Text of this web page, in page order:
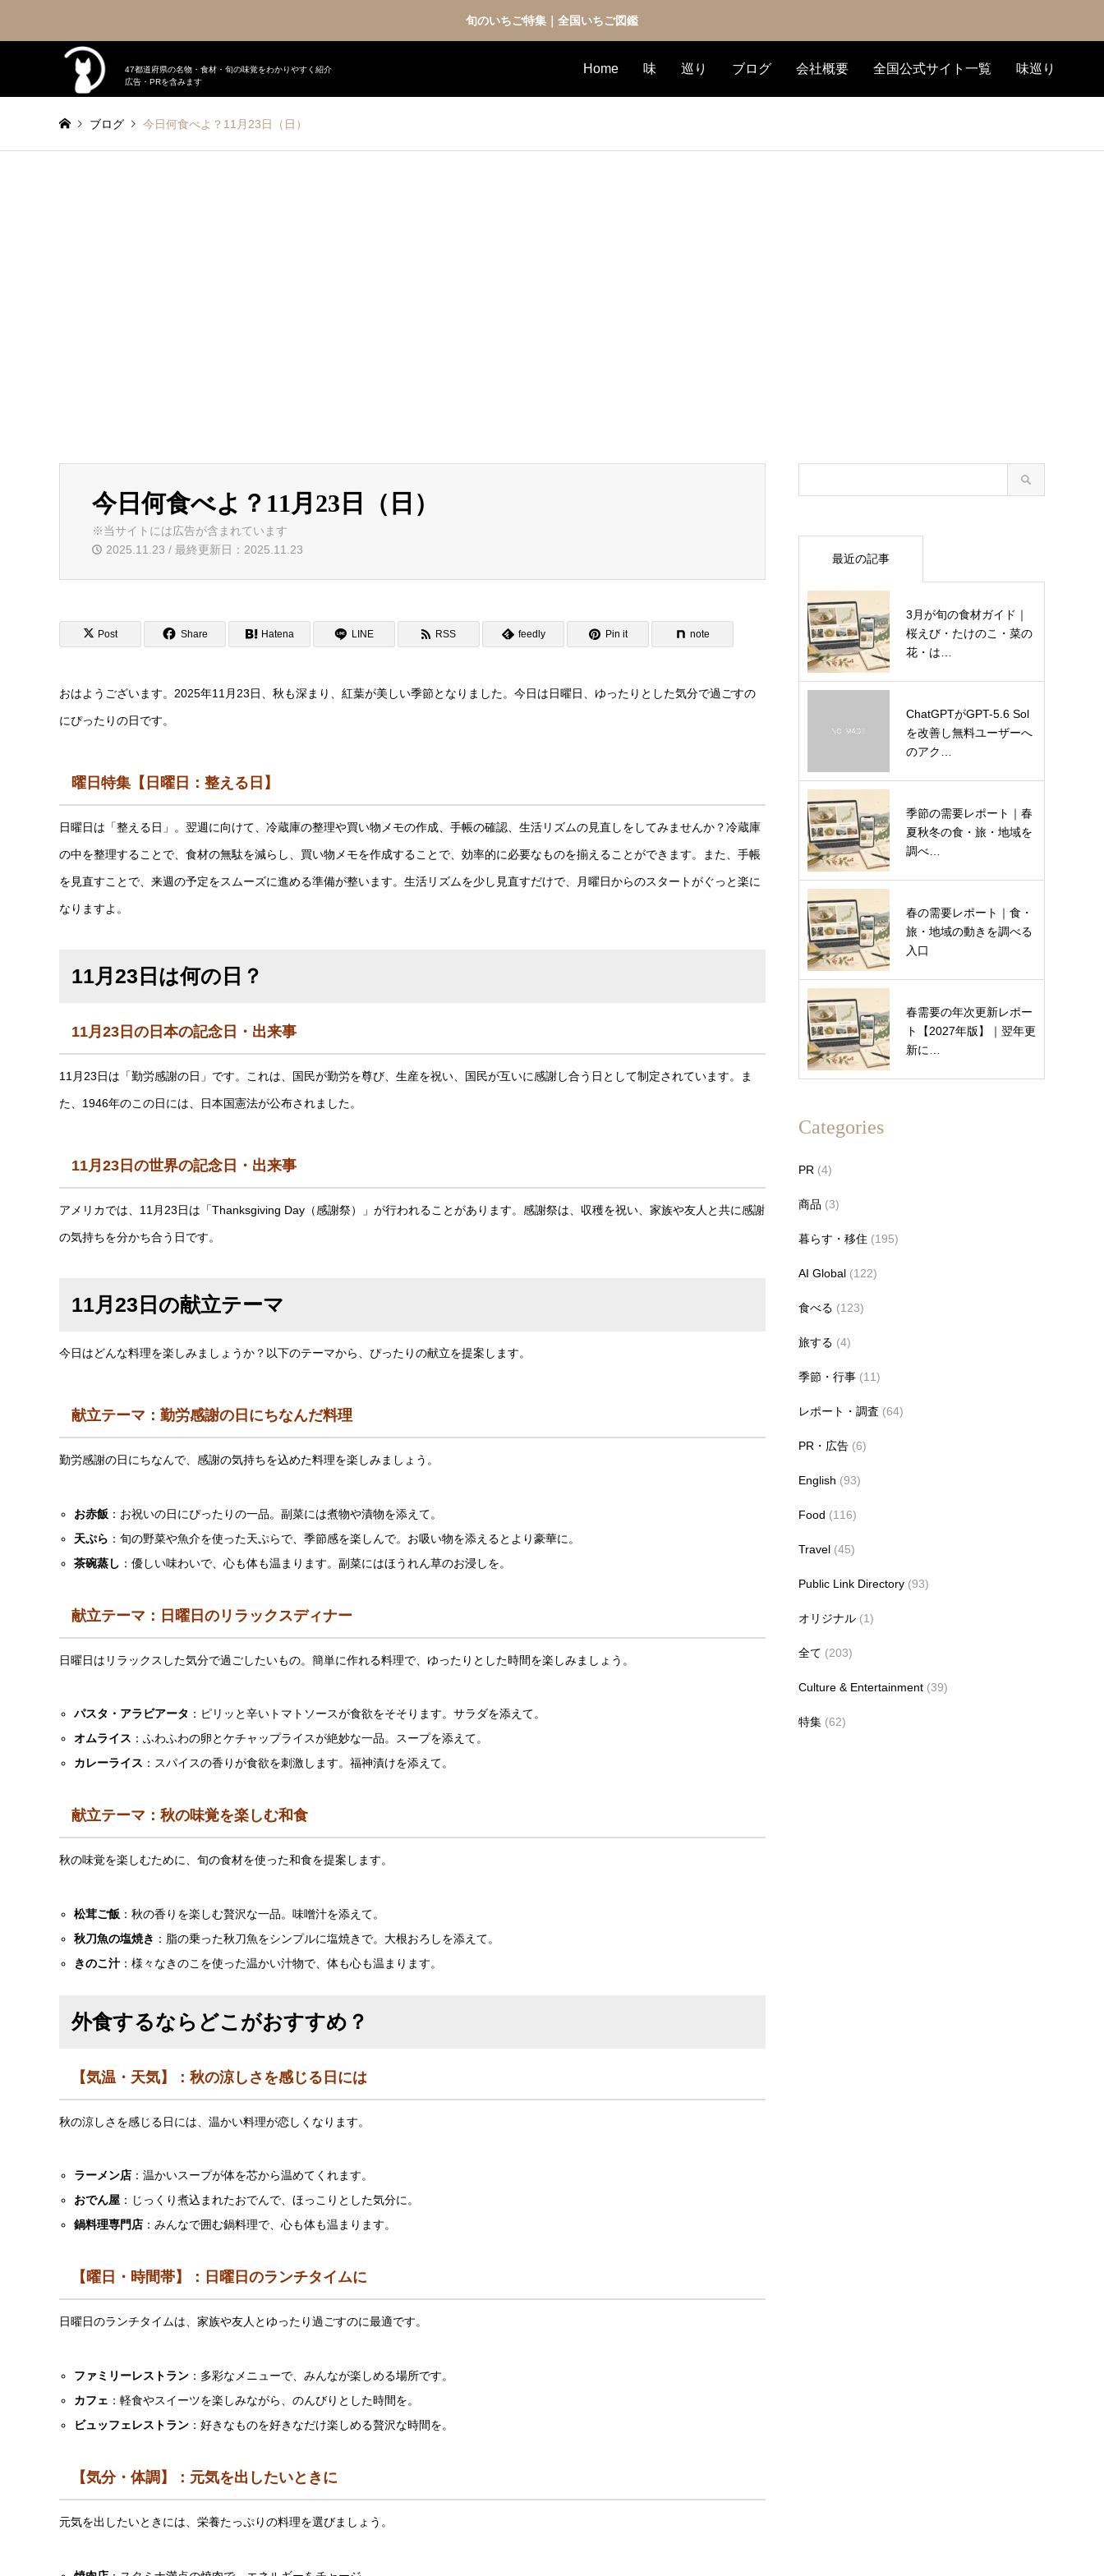
旬のいちご特集｜全国いちご図鑑
47都道府県の名物・食材・旬の味覚をわかりやすく紹介
広告・PRを含みます
Home 味 巡り ブログ 会社概要 全国公式サイト一覧 味巡り
ブログ 今日何食べよ？11月23日（日）
今日何食べよ？11月23日（日）
※当サイトには広告が含まれています
2025.11.23 / 最終更新日：2025.11.23
Post Share Hatena LINE RSS feedly Pin it note
おはようございます。2025年11月23日、秋も深まり、紅葉が美しい季節となりました。今日は日曜日、ゆったりとした気分で過ごすの
にぴったりの日です。
曜日特集【日曜日：整える日】
日曜日は「整える日」。翌週に向けて、冷蔵庫の整理や買い物メモの作成、手帳の確認、生活リズムの見直しをしてみませんか？冷蔵庫
の中を整理することで、食材の無駄を減らし、買い物メモを作成することで、効率的に必要なものを揃えることができます。また、手帳
を見直すことで、来週の予定をスムーズに進める準備が整います。生活リズムを少し見直すだけで、月曜日からのスタートがぐっと楽に
なりますよ。
11月23日は何の日？
11月23日の日本の記念日・出来事
11月23日は「勤労感謝の日」です。これは、国民が勤労を尊び、生産を祝い、国民が互いに感謝し合う日として制定されています。ま
た、1946年のこの日には、日本国憲法が公布されました。
11月23日の世界の記念日・出来事
アメリカでは、11月23日は「Thanksgiving Day（感謝祭）」が行われることがあります。感謝祭は、収穫を祝い、家族や友人と共に感謝
の気持ちを分かち合う日です。
11月23日の献立テーマ
今日はどんな料理を楽しみましょうか？以下のテーマから、ぴったりの献立を提案します。
献立テーマ：勤労感謝の日にちなんだ料理
勤労感謝の日にちなんで、感謝の気持ちを込めた料理を楽しみましょう。
お赤飯 ：お祝いの日にぴったりの一品。副菜には煮物や漬物を添えて。
天ぷら ：旬の野菜や魚介を使った天ぷらで、季節感を楽しんで。お吸い物を添えるとより豪華に。
茶碗蒸し ：優しい味わいで、心も体も温まります。副菜にはほうれん草のお浸しを。
献立テーマ：日曜日のリラックスディナー
日曜日はリラックスした気分で過ごしたいもの。簡単に作れる料理で、ゆったりとした時間を楽しみましょう。
パスタ・アラビアータ ：ピリッと辛いトマトソースが食欲をそそります。サラダを添えて。
オムライス ：ふわふわの卵とケチャップライスが絶妙な一品。スープを添えて。
カレーライス ：スパイスの香りが食欲を刺激します。福神漬けを添えて。
献立テーマ：秋の味覚を楽しむ和食
秋の味覚を楽しむために、旬の食材を使った和食を提案します。
松茸ご飯 ：秋の香りを楽しむ贅沢な一品。味噌汁を添えて。
秋刀魚の塩焼き ：脂の乗った秋刀魚をシンプルに塩焼きで。大根おろしを添えて。
きのこ汁：様々なきのこを使った温かい汁物で、体も心も温まります。
外食するならどこがおすすめ？
【気温・天気】：秋の涼しさを感じる日には
秋の涼しさを感じる日には、温かい料理が恋しくなります。
ラーメン店 ：温かいスープが体を芯から温めてくれます。
おでん屋 ：じっくり煮込まれたおでんで、ほっこりとした気分に。
鍋料理専門店 ：みんなで囲む鍋料理で、心も体も温まります。
【曜日・時間帯】：日曜日のランチタイムに
日曜日のランチタイムは、家族や友人とゆったり過ごすのに最適です。
ファミリーレストラン ：多彩なメニューで、みんなが楽しめる場所です。
カフェ ：軽食やスイーツを楽しみながら、のんびりとした時間を。
ビュッフェレストラン ：好きなものを好きなだけ楽しめる贅沢な時間を。
【気分・体調】：元気を出したいときに
元気を出したいときには、栄養たっぷりの料理を選びましょう。
最近の記事
3月が旬の食材ガイド｜
桜えび・たけのこ・菜の
花・は…
ChatGPTがGPT-5.6 Sol
を改善し無料ユーザーへ
のアク…
季節の需要レポート｜春
夏秋冬の食・旅・地域を
調べ…
春の需要レポート｜食・
旅・地域の動きを調べる
入口
春需要の年次更新レポー
ト【2027年版】｜翌年更
新に…
Categories
PR (4)
商品 (3)
暮らす・移住 (195)
AI Global (122)
食べる (123)
旅する (4)
季節・行事 (11)
レポート・調査 (64)
PR・広告 (6)
English (93)
Food (116)
Travel (45)
Public Link Directory (93)
オリジナル (1)
全て (203)
Culture & Entertainment (39)
特集 (62)